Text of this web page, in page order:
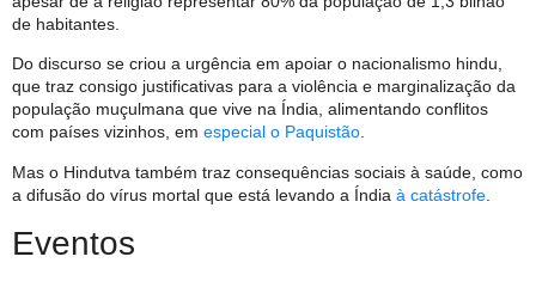
de habitantes.
Do discurso se criou a urgência em apoiar o nacionalismo hindu,
que traz consigo justificativas para a violência e marginalização da
população muçulmana que vive na Índia, alimentando conflitos
com países vizinhos, em especial o Paquistão
Mas o Hindutva também traz consequências sociais à saúde, como
a difusão do vírus mortal que está levando a Índia à catástrofe
Eventos